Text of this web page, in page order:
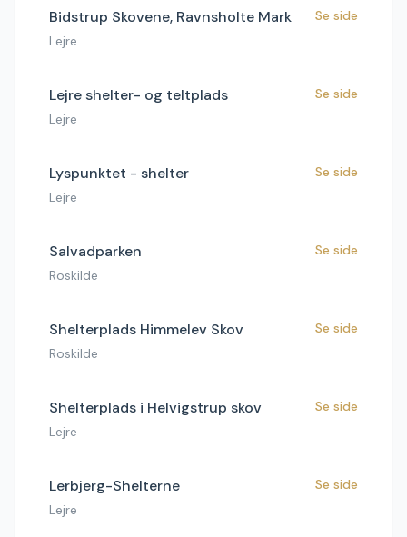
Bidstrup Skovene, Ravnsholte Mark
Lejre
Se side
Lejre shelter- og teltplads
Lejre
Se side
Lyspunktet - shelter
Lejre
Se side
Salvadparken
Roskilde
Se side
Shelterplads Himmelev Skov
Roskilde
Se side
Shelterplads i Helvigstrup skov
Lejre
Se side
Lerbjerg-Shelterne
Lejre
Se side